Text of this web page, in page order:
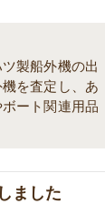
製船外機の出
を査定し、あ
ート関連用品
ました